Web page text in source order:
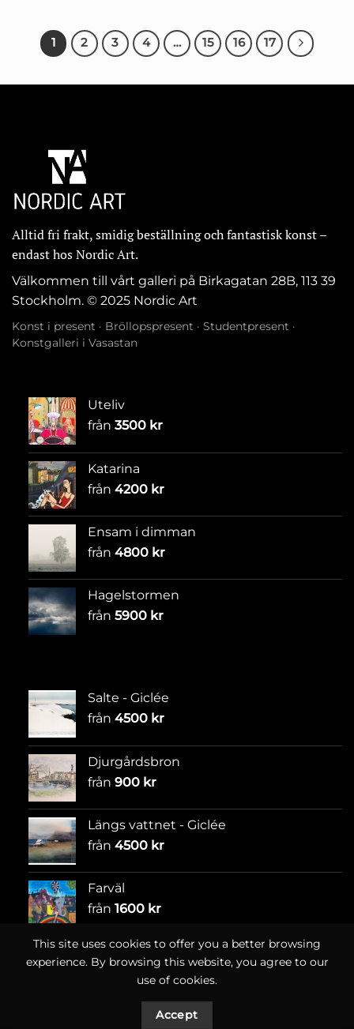
1 2 3 4 … 15 16 17
Alltid fri frakt, smidig beställning och fantastisk konst –
endast hos Nordic Art.
Välkommen till vårt galleri på Birkagatan 28B, 113 39
Stockholm. © 2025 Nordic Art
Konst i present · Bröllopspresent · Studentpresent ·
Konstgalleri i Vasastan
Uteliv
från 3500 kr
Katarina
från 4200 kr
Ensam i dimman
från 4800 kr
Hagelstormen
från 5900 kr
Salte - Giclée
från 4500 kr
Djurgårdsbron
från 900 kr
Längs vattnet - Giclée
från 4500 kr
Farväl
från 1600 kr
This site uses cookies to offer you a better browsing
experience. By browsing this website, you agree to our
use of cookies.
Accept